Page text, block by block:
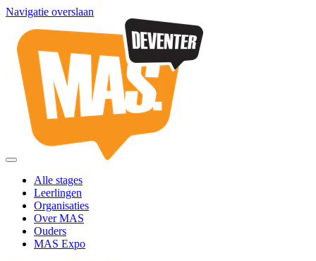
Navigatie overslaan
Alle stages
Leerlingen
Organisaties
Over MAS
Ouders
MAS Expo